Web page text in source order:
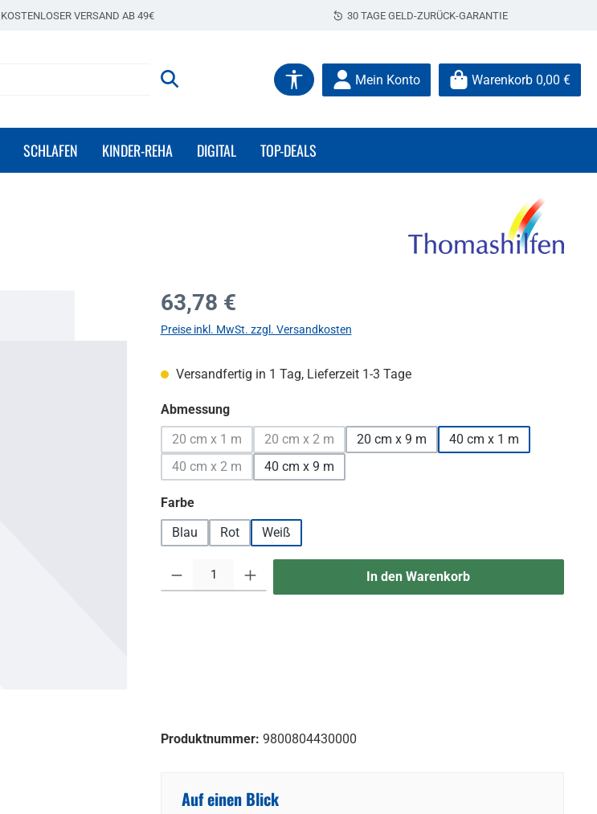
KOSTENLOSER VERSAND AB 49€ 30 TAGE GELD-ZURÜCK-GARANTIE
Werkzeugleiste anzeigen
Mein Konto Warenkorb 0,00 €
SCHLAFEN KINDER-REHA DIGITAL TOP-DEALS
Regulärer Preis:
63,78 €
Preise inkl. MwSt. zzgl. Versandkosten
Versandfertig in 1 Tag, Lieferzeit 1-3 Tage
Abmessungauswählen
20 cm x 1 m
(Diese Option ist zurzeit nicht verfügbar.)
20 cm x 2 m
(Diese Option ist zurzeit nicht verfügbar.)
20 cm x 9 m
40 cm x 1 m
40 cm x 2 m
(Diese Option ist zurzeit nicht verfügbar.)
40 cm x 9 m
Farbeauswählen
Blau
Rot Weiß
In den Warenkorb
Produktnummer: 9800804430000
Auf einen Blick